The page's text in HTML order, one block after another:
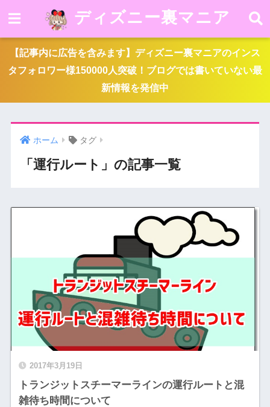
ディズニー裏マニア
【記事内に広告を含みます】ディズニー裏マニアのインス
タフォロワー様150000人突破！ブログでは書いていない最
新情報を発信中
ホーム タグ
「運行ルート」の記事一覧
2017年3月19日
トランジットスチーマーラインの運行ルートと混
雑待ち時間について